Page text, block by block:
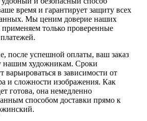
время и гарантирует защиту всех
Мы ценим доверие наших
только проверенные
после успешной оплаты, ваш заказ
нашим художникам. Сроки
варьироваться в зависимости от
и сложности изображения. Как
готова, она немедленно
способом доставки прямо к